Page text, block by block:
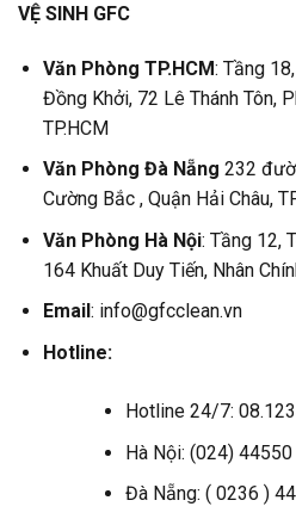
VỆ SINH GFC
Văn Phòng TP.HCM: Tầng
Đồng Khởi, 72 Lê Thánh Tôn,
TP.HCM
Văn Phòng Đà Nẵng 232
Cường Bắc , Quận Hải Châu,
Văn Phòng Hà Nội: Tầng 12,
164 Khuất Duy Tiến, Nhân
Email : info@gfcclean.vn
Hotline:
Hotline 24/7:
Hà Nội: (024)
Đà Nẵng: ( 0236 )